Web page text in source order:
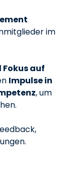
im
auf
Impulse in
, um